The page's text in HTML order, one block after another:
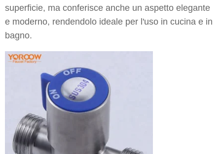
superficie, ma conferisce anche un aspetto elegante
e moderno, rendendolo ideale per l'uso in cucina e in
bagno.